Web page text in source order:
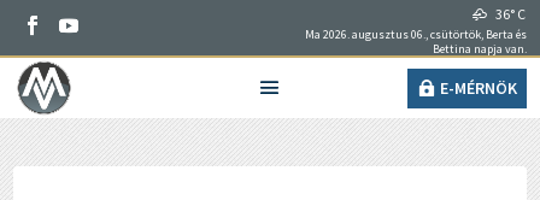
36° C
Ma 2026. augusztus 06., csütörtök, Berta és
Bettina napja van.
E-MÉRNÖK